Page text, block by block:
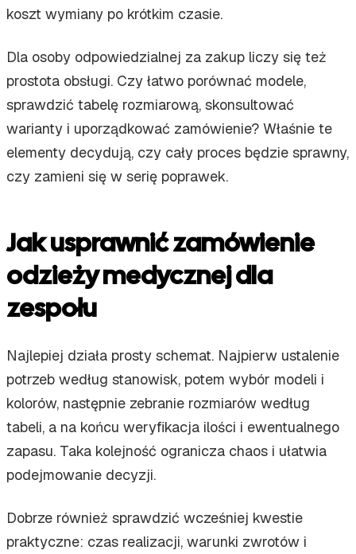
koszt wymiany po krótkim czasie.
Dla osoby odpowiedzialnej za zakup liczy się też
prostota obsługi. Czy łatwo porównać modele,
sprawdzić tabelę rozmiarową, skonsultować
warianty i uporządkować zamówienie? Właśnie te
elementy decydują, czy cały proces będzie sprawny,
czy zamieni się w serię poprawek.
Jak usprawnić zamówienie
odzieży medycznej dla
zespołu
Najlepiej działa prosty schemat. Najpierw ustalenie
potrzeb według stanowisk, potem wybór modeli i
kolorów, następnie zebranie rozmiarów według
tabeli, a na końcu weryfikacja ilości i ewentualnego
zapasu. Taka kolejność ogranicza chaos i ułatwia
podejmowanie decyzji.
Dobrze również sprawdzić wcześniej kwestie
praktyczne: czas realizacji, warunki zwrotów i